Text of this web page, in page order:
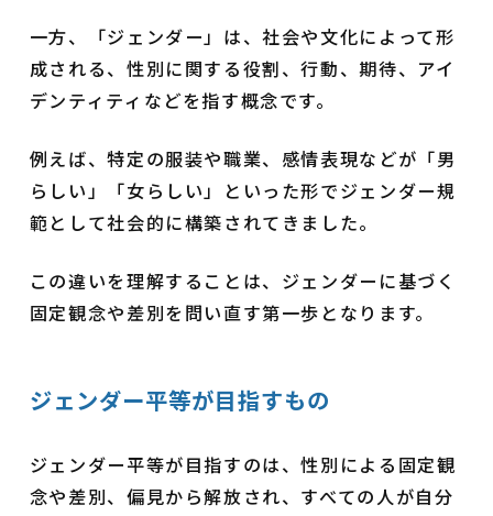
一方、「ジェンダー」は、社会や文化によって形
成される、性別に関する役割、行動、期待、アイ
デンティティなどを指す概念です。
例えば、特定の服装や職業、感情表現などが「男
らしい」「女らしい」といった形でジェンダー規
範として社会的に構築されてきました。
この違いを理解することは、ジェンダーに基づく
固定観念や差別を問い直す第一歩となります。
ジェンダー平等が目指すもの
ジェンダー平等が目指すのは、性別による固定観
念や差別、偏見から解放され、すべての人が自分